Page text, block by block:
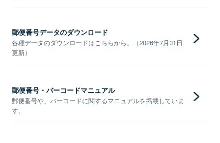
郵便番号データのダウンロード
各種データのダウンロードはこちらから。（2026年7月31日
更新）
郵便番号・バーコードマニュアル
郵便番号や、バーコードに関するマニュアルを掲載していま
す。